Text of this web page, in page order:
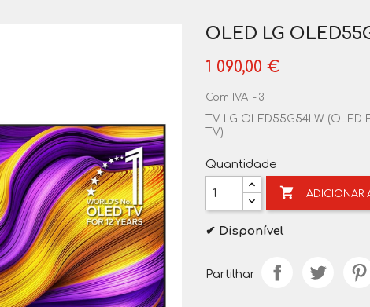
OLED LG
1 090,00 €
Com IVA 3
TV LG OLED55G54LW
TV)
Quantidade
 ADICIONAR
✔ Disponível
Partilhar